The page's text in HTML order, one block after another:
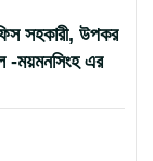
সহকারী, উপকর
-ময়মনসিংহ এর